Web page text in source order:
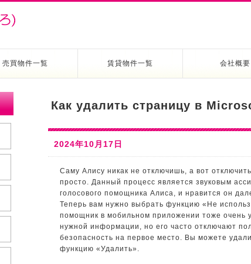
売買物件一覧 賃貸物件一覧 会社概要
Как удалить страницу в
2024年10月17日
Саму Алису никак не отключишь, а вот
просто. Данный процесс является звуковым
голосового помощника Алиса, и нравится он
Теперь вам нужно выбрать функцию «Не
помощник в мобильном приложении тоже очень
нужной информации, но его часто отключают
безопасность на первое место. Вы можете
функцию «Удалить».